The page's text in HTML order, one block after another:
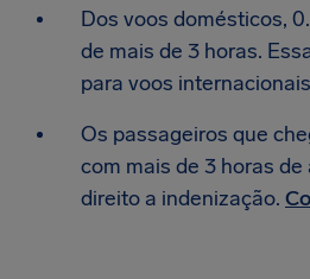
Dos voos domésticos,
de mais de 3 horas.
para voos
Os passageiros que
com mais de 3 horas
direito a indenização.